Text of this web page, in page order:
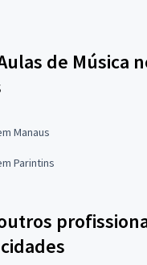
de Música
Manaus
Parintins